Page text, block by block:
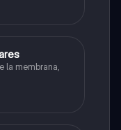
la membrana,